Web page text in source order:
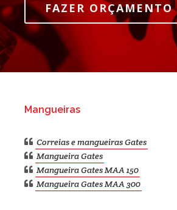
FAZER ORÇAMENTO
Mangueiras
Correias e mangueiras Gates
Mangueira Gates
Mangueira Gates MAA 150
Mangueira Gates MAA 300